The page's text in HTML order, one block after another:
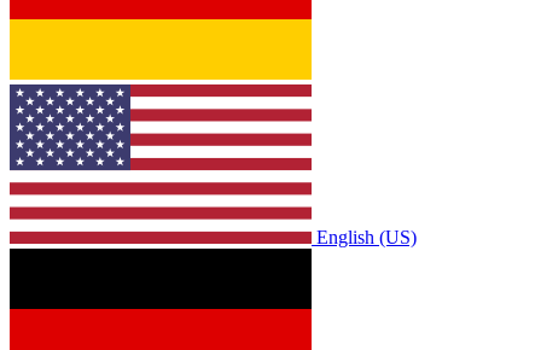
English (US)